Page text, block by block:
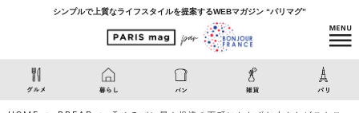
シンプルで上質なライフスタイルを提案するWEBマガジン “パリマグ”